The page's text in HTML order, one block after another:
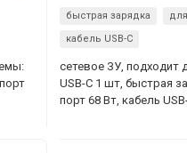
быстрая зарядка
кабель USB-C
сетевое ЗУ, подходит
USB-C 1 шт, быстрая
порт 68 Вт, кабель